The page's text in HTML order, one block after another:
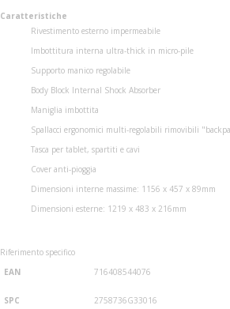
Caratteristiche
Rivestimento esterno impermeabile
Imbottitura interna ultra-thick in micro-pile
Supporto manico regolabile
Body Block Internal Shock Absorber
Maniglia imbottita
Spallacci ergonomici multi-regolabili rimovibili
Tasca per tablet, spartiti e cavi
Cover anti-pioggia
Dimensioni interne massime: 1156 x 457 x 89mm
Dimensioni esterne: 1219 x 483 x 216mm
Riferimento specifico
EAN
716408544076
SPC 2758736G33016